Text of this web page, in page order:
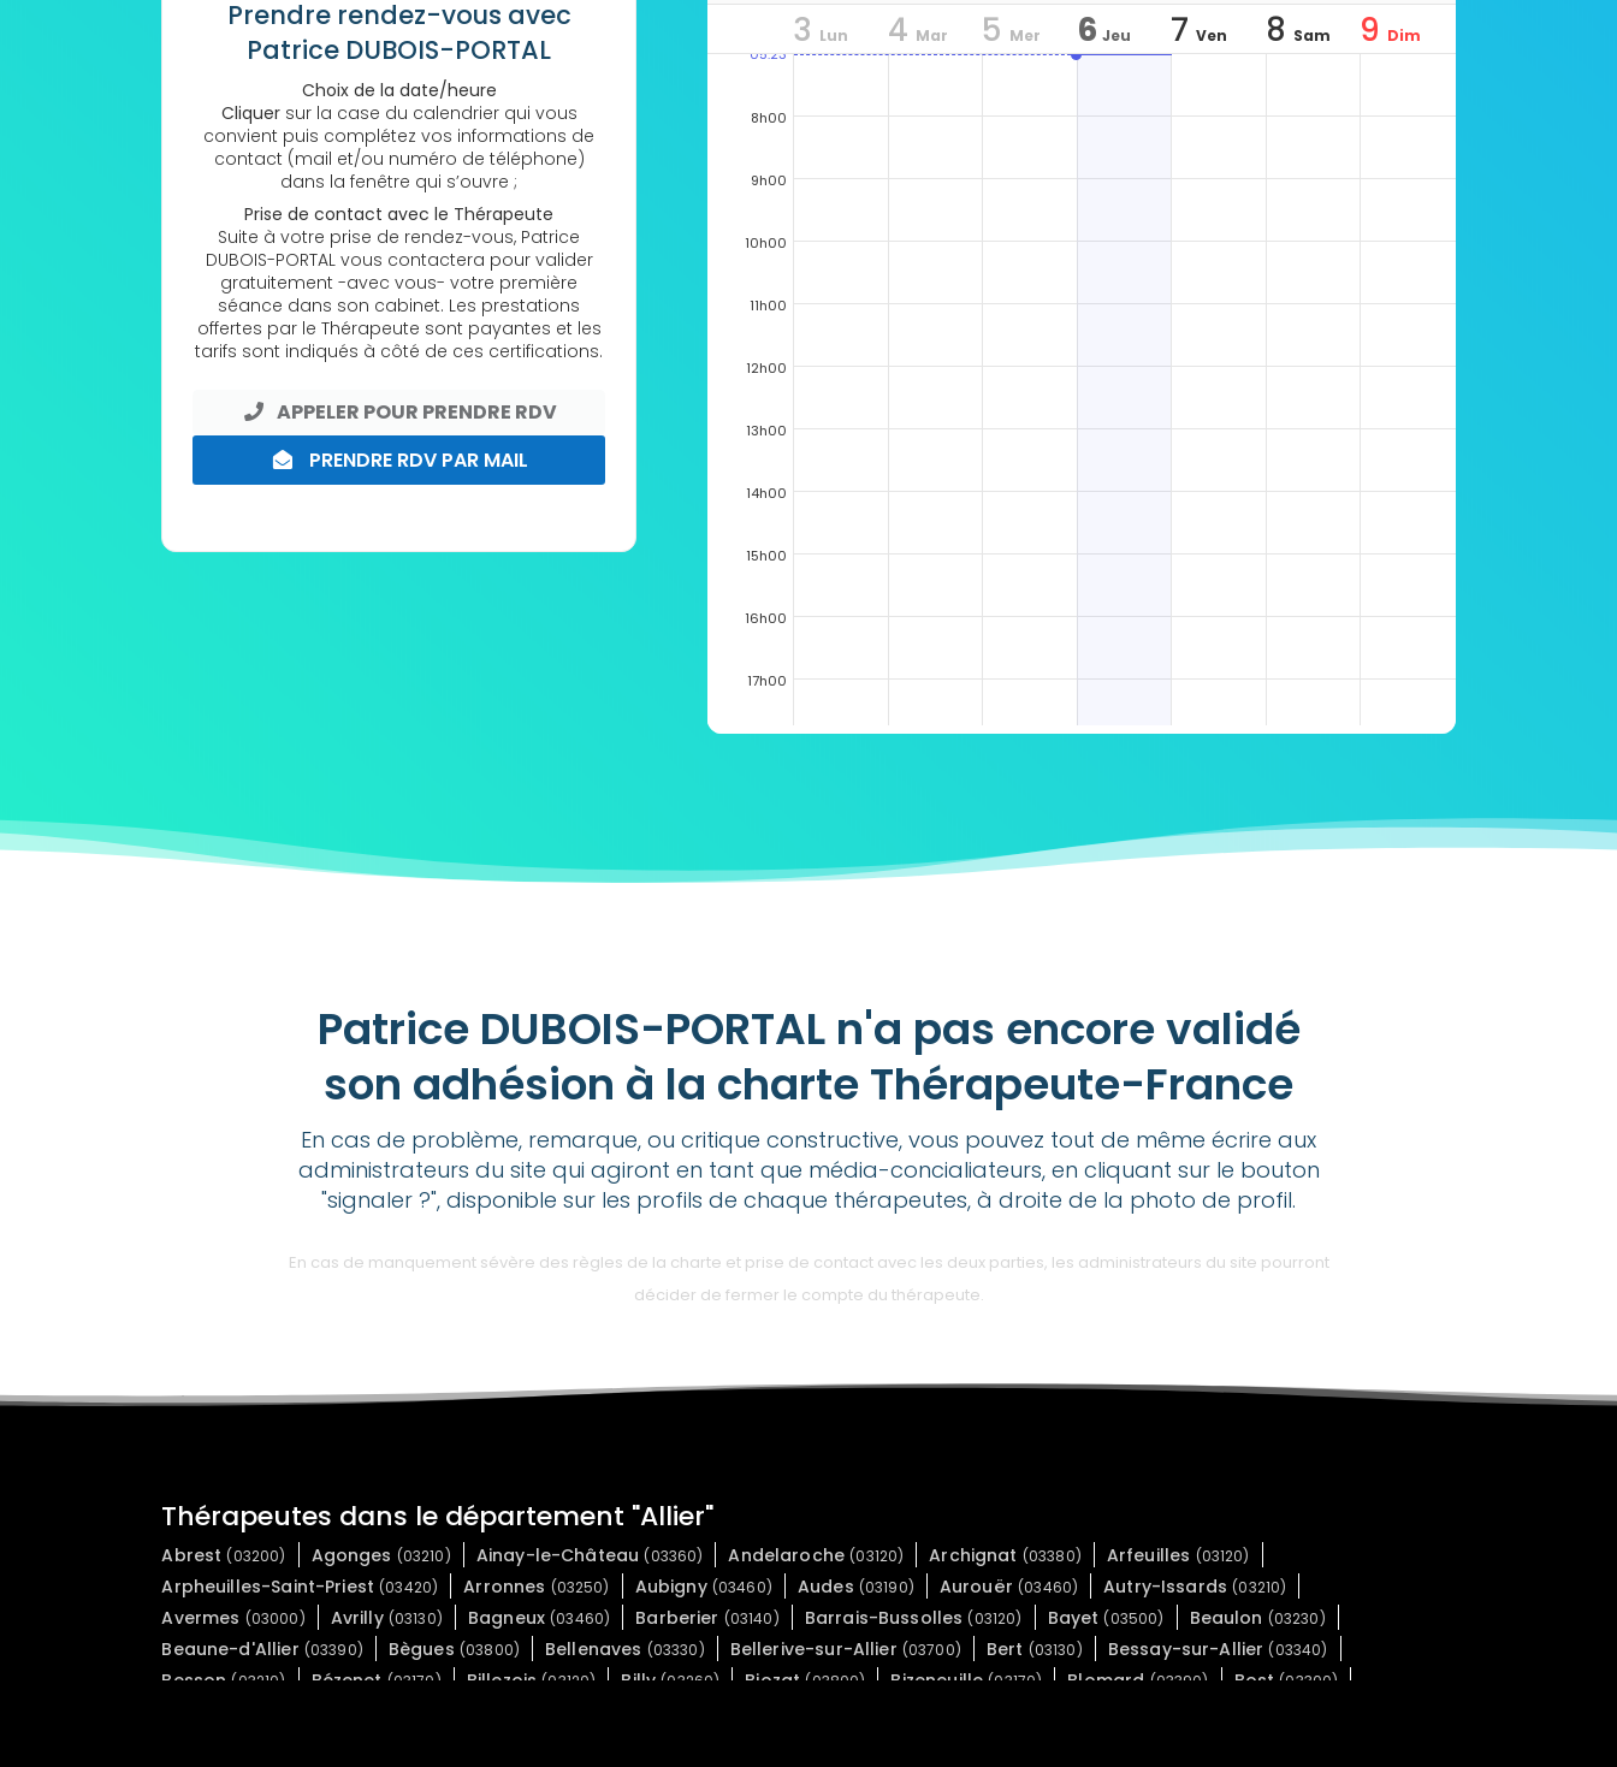
Prendre rendez-vous avec
Patrice DUBOIS-PORTAL
Choix de la date/heure
Cliquersur la case du calendrier qui vous
convient puis complétez vos informations de
contact (mail et/ou numéro de téléphone)
dans la fenêtre qui s’ouvre ;
Prise de contact avec le Thérapeute
Suite à votre prise de rendez-vous, Patrice
DUBOIS-PORTAL vous contactera pour valider
gratuitement -avec vous- votre première
séance dans son cabinet. Les prestations
offertes par le Thérapeute sont payantes et les
tarifs sont indiqués à côté de ces certifications.
APPELER POUR PRENDRE RDV
PRENDRE RDV PAR MAIL
3 Lun 4 Mar 5 Mer 6 Jeu 7 Ven 8 Sam 9 Dim
8h00
9h00
10h00
11h00
12h00
13h00
14h00
15h00
16h00
17h00
05:23
Patrice DUBOIS-PORTAL n'a pas encore validé
son adhésion à la charte Thérapeute-France
En cas de problème, remarque, ou critique constructive, vous pouvez tout de même écrire aux
administrateurs du site qui agiront en tant que média-concialiateurs, en cliquant sur le bouton
"signaler ?", disponible sur les profils de chaque thérapeutes, à droite de la photo de profil.
En cas de manquement sévère des règles de la charte et prise de contact avec les deux parties, les administrateurs du site pourront
décider de fermer le compte du thérapeute.
Thérapeutes dans le département "Allier"
Abrest (03200) Agonges (03210) Ainay-le-Château (03360) Andelaroche (03120) Archignat (03380) Arfeuilles (03120)
Arpheuilles-Saint-Priest (03420) Arronnes (03250) Aubigny (03460) Audes (03190) Aurouër (03460) Autry-Issards (03210)
Avermes (03000) Avrilly (03130) Bagneux (03460) Barberier (03140) Barrais-Bussolles (03120) Bayet (03500) Beaulon (03230)
Beaune-d'Allier (03390) Bègues (03800) Bellenaves (03330) Bellerive-sur-Allier (03700) Bert (03130) Bessay-sur-Allier (03340)
Besson (03210) Bézenet (03170) Billezois (03120) Billy (03260) Biozat (03800) Bizeneuille (03170) Blomard (03390) Bost (03300)